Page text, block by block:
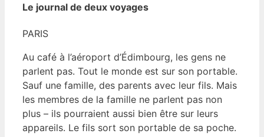
Le journal de deux voyages
PARIS
Au café à l’aéroport d’Édimbourg, les gens ne
parlent pas. Tout le monde est sur son portable.
Sauf une famille, des parents avec leur fils. Mais
les membres de la famille ne parlent pas non
plus – ils pourraient aussi bien être sur leurs
appareils. Le fils sort son portable de sa poche.